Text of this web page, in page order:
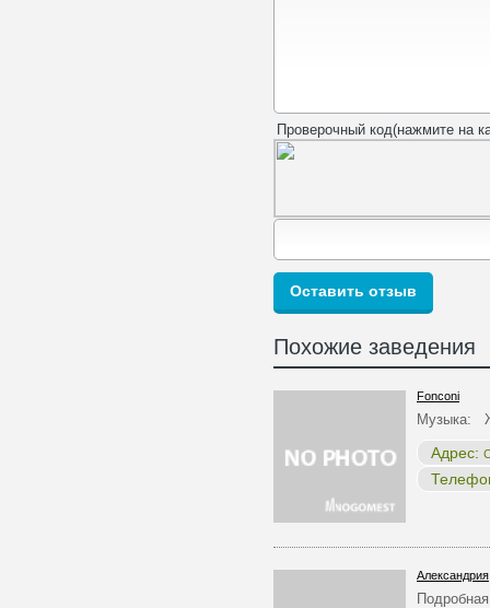
Проверочный код(нажмите на
Похожие заведения
Fonconi
Музыка:
Адрес:
Александрия